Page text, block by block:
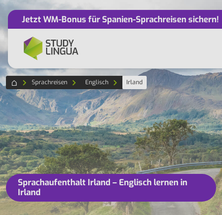
Jetzt WM-Bonus für Spanien-Sprachreisen sichern!
Sprachreisen Englisch Irland
Sprachaufenthalt Irland – Englisch lernen in
Irland